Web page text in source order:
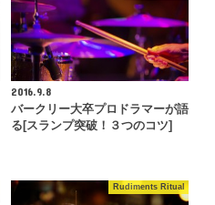
2016.9.8
バークリー大卒プロドラマーが語
る[スランプ突破！３つのコツ]
Rudiments Ritual